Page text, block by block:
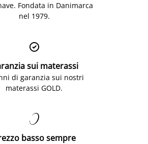
Fondata in Danimarca
nel 1979.

sui materassi
di garanzia sui nostri
materassi GOLD.

basso sempre